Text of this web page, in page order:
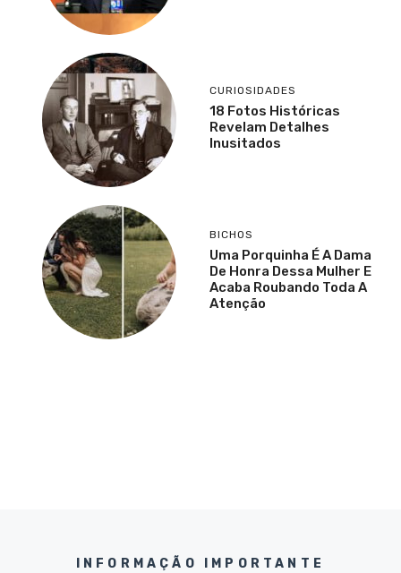
CURIOSIDADES
18 Fotos Históricas
Revelam Detalhes
Inusitados
BICHOS
Uma Porquinha É A Dama
De Honra Dessa Mulher E
Acaba Roubando Toda A
Atenção
INFORMAÇÃO IMPORTANTE